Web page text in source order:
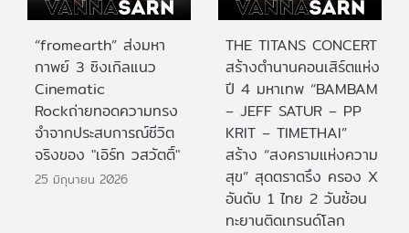
“fromearth” ส่งมหา
กาพย์ 3 ซิงเกิลแนว
Cinematic
Rockถ่ายทอดความทรง
จำจากประสบการณ์ชีวิต
จริงของ "เอิร์ท วสวัตติ์"
25 มิถุนายน 2026
THE TITANS CONCERT
สร้างตำนานคอนเสิร์ตแห่ง
ปี 4 มหาเทพ “BAMBAM
– JEFF SATUR – PP
KRIT – TIMETHAI”
สร้าง “สงครามแห่งความ
สุข” สุดตราตรึง ครอง X
อันดับ 1 ไทย 2 วันซ้อน
ทะยานติดเทรนด์โลก